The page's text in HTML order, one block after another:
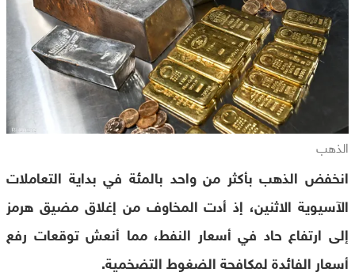
الذهب
انخفض الذهب بأكثر من واحد بالمئة في بداية التعاملات
الآسيوية الاثنين، إذ أدت المخاوف من إغلاق مضيق هرمز
إلى ارتفاع حاد في أسعار النفط، مما أنعش توقعات رفع
أسعار الفائدة لمكافحة الضغوط التضخمية.